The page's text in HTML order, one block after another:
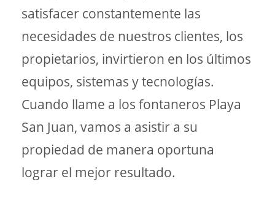
satisfacer constantemente las
necesidades de nuestros clientes, los
propietarios, invirtieron en los últimos
equipos, sistemas y tecnologías.
Cuando llame a los fontaneros Playa
San Juan, vamos a asistir a su
propiedad de manera oportuna
lograr el mejor resultado.